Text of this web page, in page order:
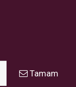
Tamam